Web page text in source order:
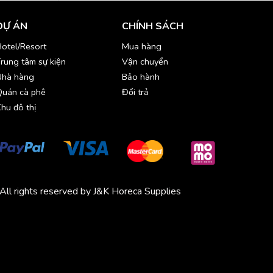
ÁN
Resort
tâm sự kiện
hàng
cà phê
đô thị
CHÍNH SÁCH
Mua hàng
Vận chuyển
Bảo hành
Đổi trả
All rights reserved by J&K Horeca Supplies